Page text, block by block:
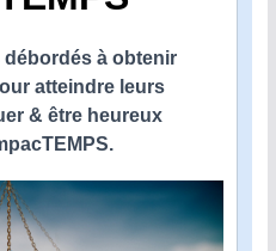
à obtenir
atteindre leurs
& être heureux